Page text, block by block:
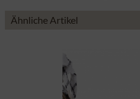
Ähnliche Artikel